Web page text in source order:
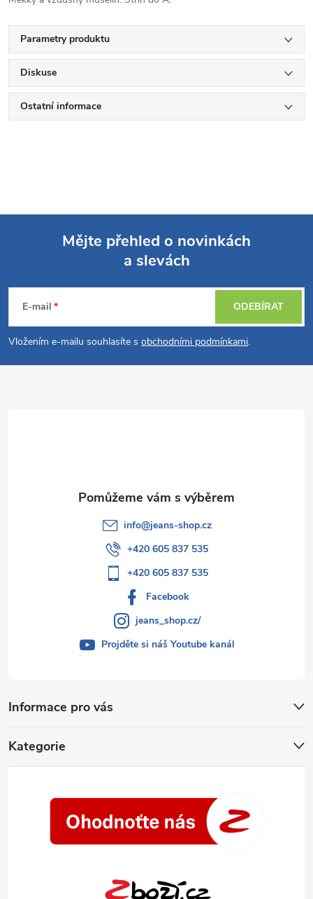
Parametry produktu
Diskuse
Ostatní informace
p
a
Mějte přehled o novinkách
a slevách
E-mail
Vložením e-mailu souhlasíte s obchodními podmínkami.
ODEBÍRAT
Informace pro vás
Kategorie
info@jeans-shop.cz
+420 605 837 535
+420 605 837 535
Facebook
jeans_shop.cz/
Projděte si náš Youtube kanál